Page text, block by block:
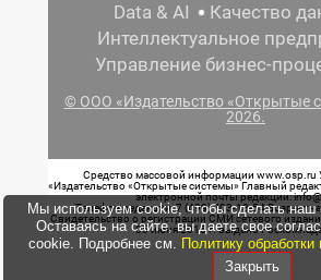
Data & AI
Качество
Интеллектуальное
Управление бизнес-
© ООО «Издательство «Открытые
2026.
Средство массовой информации www.osp.ru
«Издательство «Открытые системы» Главный
электронной почты редакции:
Телефон редакции: 7 (499) 703-18-54
Свидетельство о регистрации СМИ сетевого
05 июня 2015 г. выдано
Мы используем cookie, чтобы сделать наш
Оставаясь на сайте, вы даете свое
cookie. Подробнее см. Политику
Закрыть